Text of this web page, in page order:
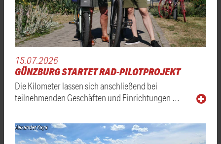
15.07.2026
GÜNZBURG STARTET RAD-PILOTPROJEKT
Die Kilometer lassen sich anschließend bei
teilnehmenden Geschäften und Einrichtungen …
Alexander Kaya